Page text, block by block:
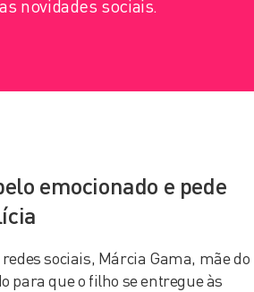
novidades sociais.
emocionado e pede
sociais, Márcia Gama, mãe do
para que o filho se entregue às